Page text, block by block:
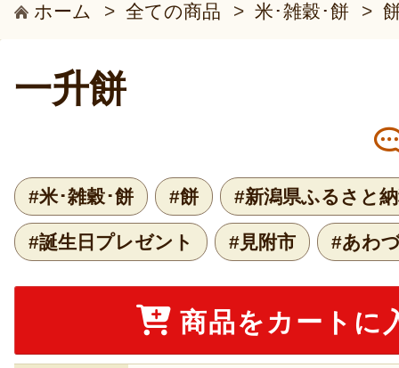
ホーム > 全ての商品 > 米･雑穀･餅 >
一升餅
#米･雑穀･餅 #餅 #新潟県ふるさと
#誕生日プレゼント #見附市 #あわ
商品をカートに